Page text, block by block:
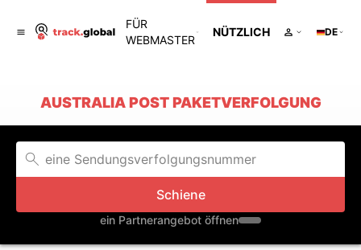
FÜR
WEBMASTER
NÜTZLICH DE
AUSTRALIA POST PAKETVERFOLGUNG
Schiene
ein Partnerangebot öffnen